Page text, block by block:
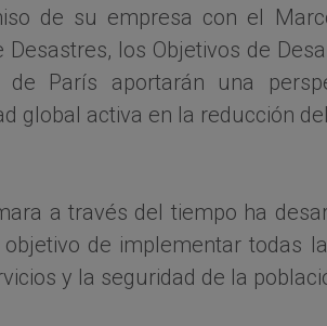
de su empresa con el
Desastres, los Objetivos de
de París aportarán una
global activa en la reducción
a través del tiempo ha
de implementar todas
y la seguridad de la